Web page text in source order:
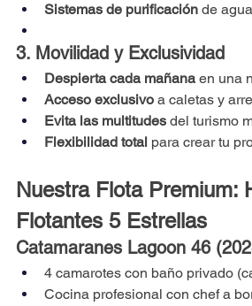
Sistemas de purificación de
3. Movilidad y Exclusividad
Despierta cada mañana en una
Acceso exclusivo a caletas y
Evita las multitudes del turismo
Flexibilidad total para crear tu
Nuestra Flota Premium:
Flotantes 5 Estrellas
Catamaranes Lagoon 46
4 camarotes con baño privado
Cocina profesional con chef a